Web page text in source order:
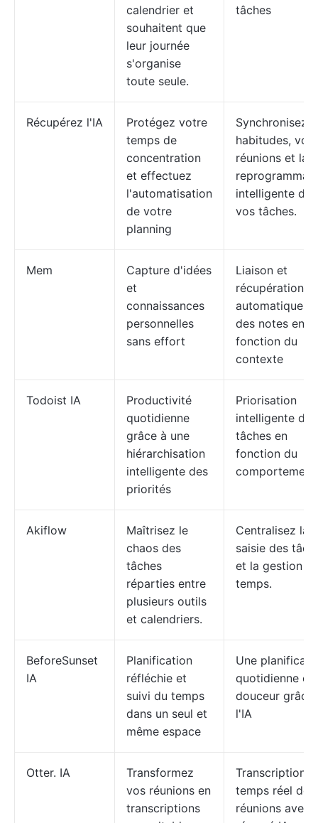
calendrier et
souhaitent que
leur journée
s'organise
toute seule.
tâches
Récupérez l'IA
Protégez votre
temps de
concentration
et effectuez
l'automatisation
de votre
planning
Synchronisez
habitudes, vos
réunions et la
intelligente de
vos tâches.
Mem
Capture d'idées
et
connaissances
personnelles
sans effort
Liaison et
récupération
automatiques
des notes en
fonction du
contexte
Todoist IA
Productivité
quotidienne
grâce à une
hiérarchisation
intelligente des
priorités
Priorisation
intelligente des
tâches en
fonction du
comportement
Akiflow
Maîtrisez le
chaos des
tâches
réparties entre
plusieurs outils
et calendriers.
Centralisez la
saisie des
et la gestion
temps.
BeforeSunset
IA
Planification
réfléchie et
suivi du temps
dans un seul et
même espace
Une
quotidienne en
douceur grâce
l'IA
Otter. IA
Transformez
vos réunions en
transcriptions
Transcription
temps réel des
réunions avec